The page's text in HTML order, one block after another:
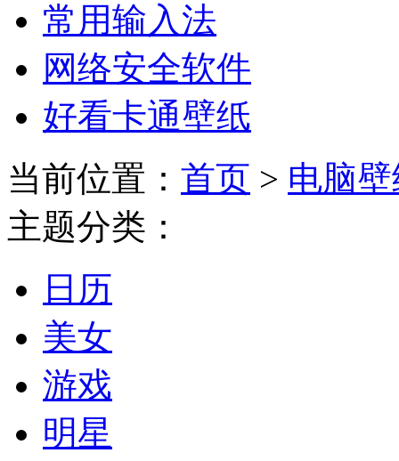
常用输入法
网络安全软件
好看卡通壁纸
当前位置： 首页 > 电脑
主题分类：
日历
美女
游戏
明星